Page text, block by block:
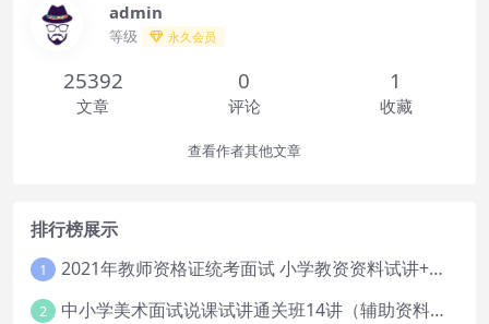
admin
等级 永久会员
25392
文章
0
评论
1
收藏
查看作者其他文章
排行榜展示
1 2021年教师资格证统考面试 小学教资资料试讲+答辩
2 中小学美术面试说课试讲通关班14讲（辅助资料第一套）